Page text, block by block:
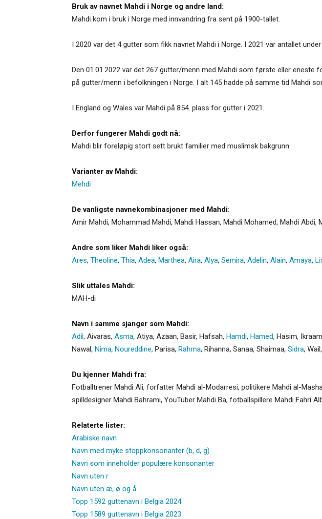
Bruk av navnet Mahdi i Norge og andre land:
Mahdi kom i bruk i Norge med innvandring fra sent på 1900-tallet.
I 2020 var det 4 gutter som fikk navnet Mahdi i Norge. I 2021 var antallet under
Den 01.01.2022 var det 267 gutter/menn med Mahdi som første eller eneste
på gutter/menn i befolkningen i Norge. I alt 145 hadde på samme tid Mahdi
I England og Wales var Mahdi på 854. plass for gutter i 2021.
Derfor fungerer Mahdi godt nå:
Mahdi blir foreløpig stort sett brukt familier med muslimsk bakgrunn.
Varianter av Mahdi:
Mehdi
De vanligste navnekombinasjoner med Mahdi:
Amir Mahdi, Mohammad Mahdi, Mahdi Hassan, Mahdi Mohamed, Mahdi Abdi,
Andre som liker Mahdi liker også:
Ares, Theoline, Thia, Adea, Marthea, Aira, Alya, Semira, Adelin, Alain, Amaya,
Slik uttales Mahdi:
MAH-di
Navn i samme sjanger som Mahdi:
Adil, Aivaras, Asma, Atiya, Azaan, Basir, Hafsah, Hamdi, Hamed, Hasim, Ikraam
Nawal, Nima, Noureddine, Parisa, Rahma, Rihanna, Sanaa, Shaimaa, Sidra, Wail,
Du kjenner Mahdi fra:
Fotballtrener Mahdi Ali, forfatter Mahdi al-Modarresi, politikere Mahdi al-
spilldesigner Mahdi Bahrami, YouTuber Mahdi Ba, fotballspillere Mahdi Fahri
Relaterte lister:
Arabiske navn
Navn med myke stoppkonsonanter (b, d, g)
Navn som inneholder populære konsonanter
Navn uten r
Navn uten æ, ø og å
Topp 1592 guttenavn i Belgia 2024
Topp 1589 guttenavn i Belgia 2023